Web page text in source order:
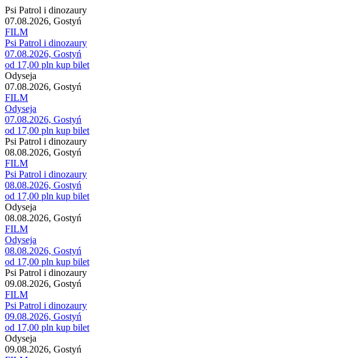
Psi Patrol i dinozaury
07.08.2026, Gostyń
FILM
Psi Patrol i dinozaury
07.08.2026, Gostyń
od 17,00 pln kup bilet
Odyseja
07.08.2026, Gostyń
FILM
Odyseja
07.08.2026, Gostyń
od 17,00 pln kup bilet
Psi Patrol i dinozaury
08.08.2026, Gostyń
FILM
Psi Patrol i dinozaury
08.08.2026, Gostyń
od 17,00 pln kup bilet
Odyseja
08.08.2026, Gostyń
FILM
Odyseja
08.08.2026, Gostyń
od 17,00 pln kup bilet
Psi Patrol i dinozaury
09.08.2026, Gostyń
FILM
Psi Patrol i dinozaury
09.08.2026, Gostyń
od 17,00 pln kup bilet
Odyseja
09.08.2026, Gostyń